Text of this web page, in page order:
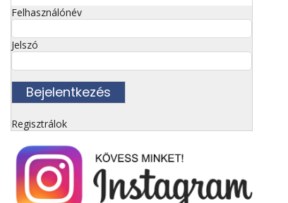
Felhasználónév
Jelszó
Regisztrálok